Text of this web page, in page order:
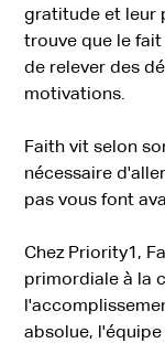
gratitude et leur
trouve que le
de relever des
motivations.
Faith vit selon
nécessaire
pas vous font
Chez Priority1,
primordiale à la
absolue,